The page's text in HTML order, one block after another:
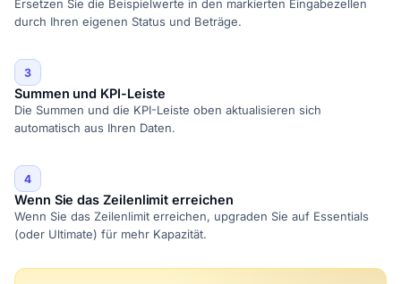
Ersetzen Sie die Beispielwerte in den markierten Eingabezellen
durch Ihren eigenen Status und Beträge.
3
Summen und KPI-Leiste
Die Summen und die KPI-Leiste oben aktualisieren sich
automatisch aus Ihren Daten.
4
Wenn Sie das Zeilenlimit erreichen
Wenn Sie das Zeilenlimit erreichen, upgraden Sie auf Essentials
(oder Ultimate) für mehr Kapazität.